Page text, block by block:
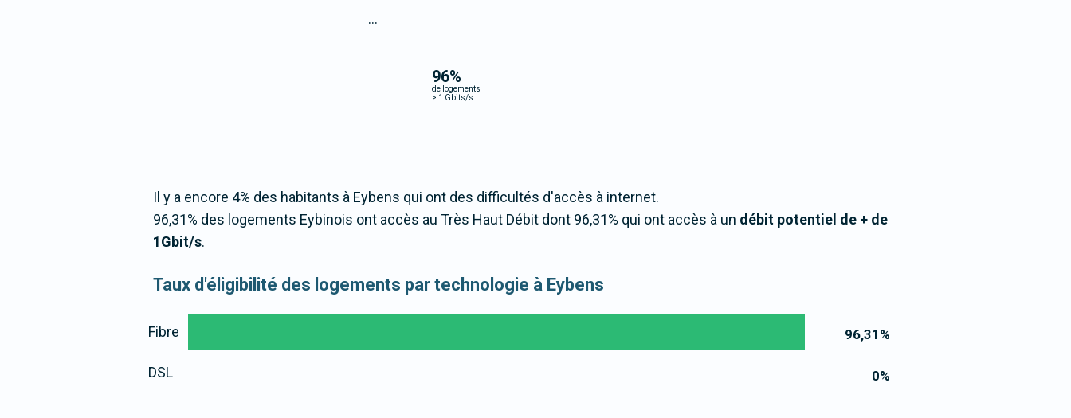
96%
de logements
> 1 Gbits/s
...
Il y a encore 4% des habitants à Eybens qui ont des difficultés d'accès à internet.
96,31% des logements Eybinois ont accès au Très Haut Débit dont 96,31% qui ont accès à un débit potentiel de + de
1Gbit/s.
Taux d'éligibilité des logements par technologie à Eybens
96,31 %
0%
Fibre
DSL